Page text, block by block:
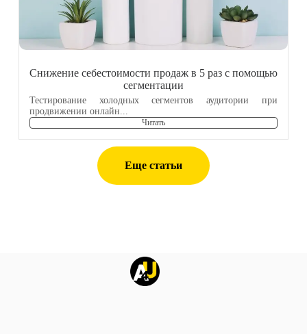
Снижение себестоимости продаж в 5 раз с помощью
сегментации
Тестирование холодных сегментов аудитории при
продвижении онлайн...
Читать
Еще статьи